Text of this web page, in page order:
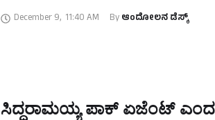
December 9, 11:40 AM By ಆಂದೋಲನ ಡೆಸ್ಕ್
ಸಿದ್ದರಾಮಯ್ಯ ಪಾಕ್‌ ಏಜೆಂಟ್‌